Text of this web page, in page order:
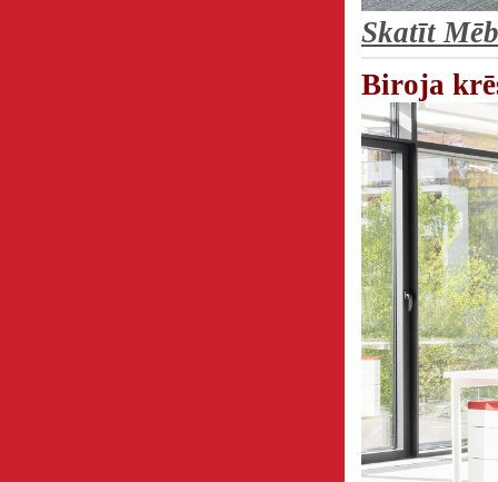
Skatīt
Biroja